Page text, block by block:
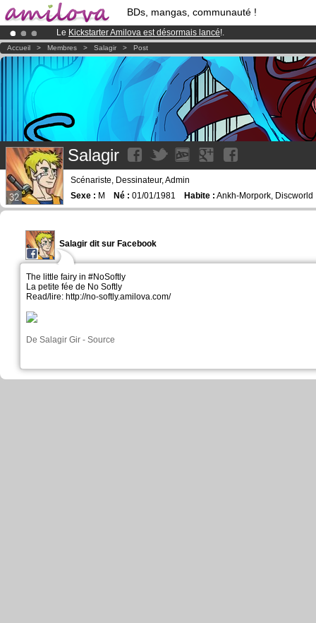
BDs, mangas, communauté !
Le Kickstarter Amilova est désormais lancé!.
Abonnement premium: à partir de3.95 eurospar mois !Clique ici
Déjà 100000membreset 1000BDs & Mangas!
Accueil > Membres > Salagir > Post
32
Salagir
Scénariste, Dessinateur, Admin
Sexe : M Né : 01/01/1981 Habite : Ankh-Morpork, Discworld
Salagir dit sur Facebook
The little fairy in #NoSoftly
La petite fée de No Softly
Read/lire: http://no-softly.amilova.com/
De Salagir Gir - Source